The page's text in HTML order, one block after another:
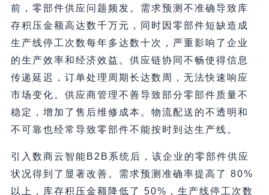
前，零部件供应问题频发。需求预测不准确导致库
存积压金额高达数千万元，同时因零部件短缺造成
生产线停工次数每年多达数十次，严重影响了企业
的生产效率和经济效益。供应链协同不畅使得信息
传递延迟，订单处理周期长达数周，无法快速响应
市场变化。供应商管理不善导致部分零部件质量不
稳定，增加了售后维修成本。物流配送的不透明和
不可靠也经常导致零部件不能按时到达生产线。
引入数商云智能B2B系统后，该企业的零部件供应
状况得到了显著改善。需求预测准确率提高了 80%
以上，库存积压金额降低了 50%，生产线停工次数